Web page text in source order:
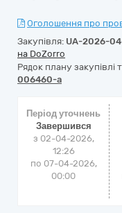
Оголошення про
Закупівля: UA-2026-
на DoZorro
Рядок плану закупівлі
006460-a
Період уточнень
Завершився
з 02-04-2026,
12:26
по 07-04-2026,
00:00